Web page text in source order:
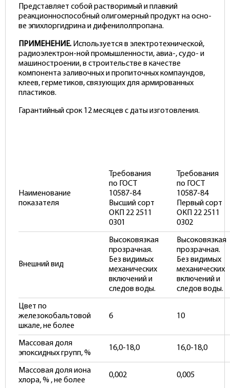
Представляет собой растворимый и плавкий
реакционноспособный олигомерный продукт на осно­-
ве эпихлоргидрина и дифенилолпропана.
ПРИМЕНЕНИЕ. Используется в электротехнической,
радиоэлектрон­-ной промышленности, авиа-, судо- и
машиностроении, в строи­тельстве в качестве
компонента заливочных и пропиточных компаундов,
клеев, герметиков, связующих для армированных
пластиков.
Гарантийный срок 12 месяцев с даты изготовления.
Наименование
показателя
Требования
по ГОСТ
10587-84
Высший сорт
ОКП 22 2511
0301
Требования
по ГОСТ
10587-84
Первый сорт
ОКП 22 2511
0302
Внешний вид
Высоковязкая
прозрачная.
Без видимых
механических
включений и
следов воды.
Высоковязкая
прозрачная.
Без видимых
механических
включений и
следов воды.
Цвет по
железокобальтовой
шкале, не более
6 10
Массовая доля
эпоксидных групп, %
16,0-18,0 16,0-18,0
Массовая доля иона
хлора, % , не более
0,002 0,005